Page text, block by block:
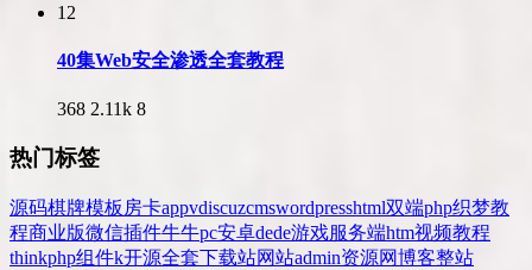
12
40集Web安全渗透全套教程
368 2.11k 8
热门标签
源码棋牌模板 房卡appvdiscuzcmswordpresshtml双端php织梦教
程商业版微信插件牛牛pc安卓dede游戏服务端htm视频教程
thinkphp组件k开源全套下载站网站admin资源网博客整站